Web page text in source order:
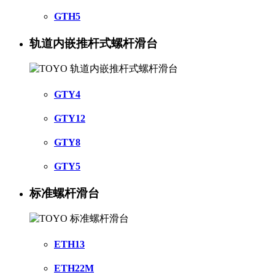
GTH5
轨道内嵌推杆式螺杆滑台
GTY4
GTY12
GTY8
GTY5
标准螺杆滑台
ETH13
ETH22M